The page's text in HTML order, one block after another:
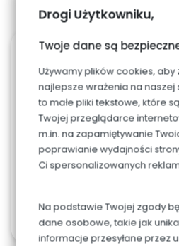
Drogi Użytkowniku,
Twoje dane są
Używamy plików cookies, aby
najlepsze wrażenia na naszej
to małe pliki tekstowe, które
Twojej przeglądarce
m.in. na zapamiętywanie
poprawianie wydajności
Ci spersonalizowanych
Na podstawie Twojej zgody
dane osobowe, takie jak
informacje przesyłane przez
940.
zimno z
56.00zł
Dodaj do koszyka